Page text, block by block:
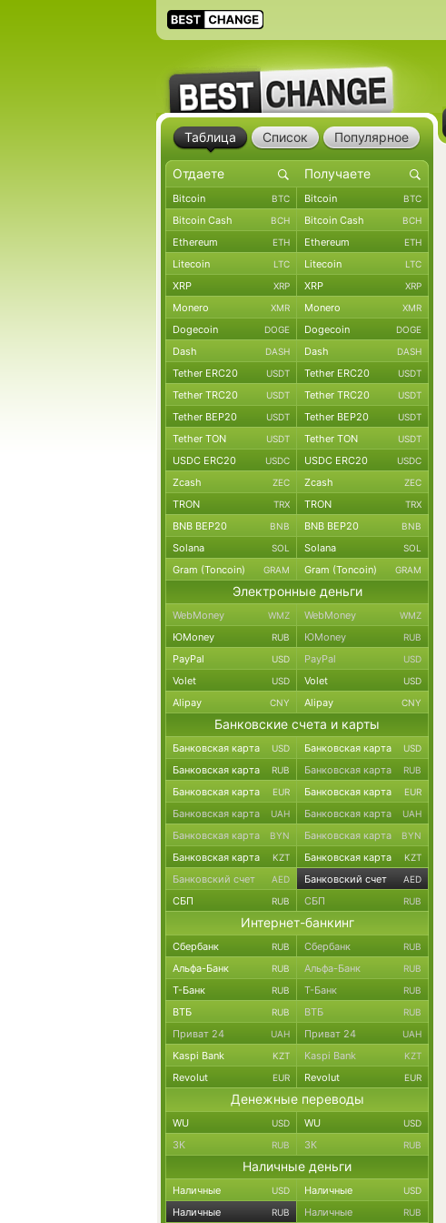
Таблица Список Популярное
Bitcoin BTC Bitcoin BTC
Bitcoin Cash BCH Bitcoin Cash BCH
Ethereum ETH Ethereum ETH
Litecoin LTC Litecoin LTC
XRP XRP XRP XRP
Monero XMR Monero XMR
Dogecoin DOGE Dogecoin DOGE
Dash DASH Dash DASH
Tether ERC20 USDT Tether ERC20 USDT
Tether TRC20 USDT Tether TRC20 USDT
Tether BEP20 USDT Tether BEP20 USDT
Tether TON USDT Tether TON USDT
USDC ERC20 USDC USDC ERC20 USDC
Zcash ZEC Zcash ZEC
TRON TRX TRON TRX
BNB BEP20 BNB BNB BEP20 BNB
Solana SOL Solana SOL
Gram (Toncoin) GRAM Gram (Toncoin) GRAM
Электронные деньги
WebMoney WMZ WebMoney WMZ
ЮMoney RUB ЮMoney RUB
PayPal USD PayPal USD
Volet USD Volet USD
Alipay CNY Alipay CNY
Банковские счета и карты
Банковская карта USD Банковская карта USD
Банковская карта RUB Банковская карта RUB
Банковская карта EUR Банковская карта EUR
Банковская карта UAH Банковская карта UAH
Банковская карта BYN Банковская карта BYN
Банковская карта KZT Банковская карта KZT
Банковский счет AED Банковский счет AED
СБП RUB СБП RUB
Интернет-банкинг
Сбербанк RUB Сбербанк RUB
Альфа-Банк RUB Альфа-Банк RUB
Т-Банк RUB Т-Банк RUB
ВТБ RUB ВТБ RUB
Приват 24 UAH Приват 24 UAH
Kaspi Bank KZT Kaspi Bank KZT
Revolut EUR Revolut EUR
Денежные переводы
WU USD WU USD
ЗК RUB ЗК RUB
Наличные деньги
Наличные USD Наличные USD
Наличные RUB Наличные RUB